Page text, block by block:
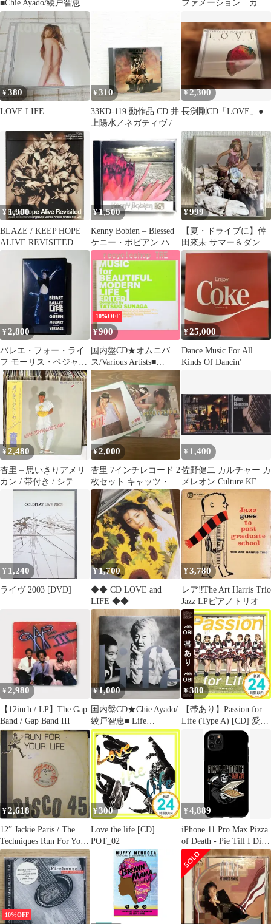
■Chie Ayado/綾戸智恵
【4948722088073/EMC
D0041】F05184
ファメーション カー
¥380
LOVE LIFE
¥310
33KD-119 動作品 CD 井
上陽水／ネガティヴ /
¥2,300
長渕剛CD「LOVE」●
¥1,900
BLAZE / KEEP HOPE
ALIVE REVISITED
¥1,500
Kenny Bobien – Blessed
ケニー・ボビアン ハウ
ス ガラージ
¥999
【夏・ドライブに】倖
田來未 サマー＆ダンス
シングル3枚セット
¥2,800
バレエ・フォー・ライ
フ モーリス・ベジャー
ル・バレエ団音楽：ク
イーン ビデオ
10%OFF
¥900
国内盤CD★オムニバ
ス/Various Artists■
MUSIC for BEAUTIFUL
MODERN LIFE
EDITED1
【PICL1248/4988102205
157】D22097
¥25,000
Dance Music For All
Kinds Of Dancin'
¥2,480
杏里 – 思いきりアメリ
カン / 帯付き / シテ
ィ・ポップ
¥2,000
杏里 7インチレコード 2
枚セット キャッツ・ア
イ
¥ 1,400
佐野健二 カルチャー カ
メレオン Culture KENJI
SANO
¥ 1,240
ライヴ 2003 [DVD]
¥1,700
◆◆ CD LOVE and
LIFE ◆◆
¥3,780
レア‼️The Art Harris Trio
Jazz LPピアノトリオ
¥2,980
【12inch / LP】The Gap
Band / Gap Band III
¥1,000
国内盤CD★Chie Ayado/
綾戸智恵■ Life
【EWCD0011/45359260
00545】U53489
¥300
【帯あり】Passion for
Life (Type A) [CD] 愛乙
女☆DOLL_07
¥2,618
12” Jackie Paris / The
Techniques Run For Your
Life / Love Is A Gamble
WR4600 Mummy /00250
¥300
Love the life [CD]
POT_02
¥4,889
iPhone 11 Pro Max Pizza
of Death - Pie Till I Die -
Grim Reaper Pizza Love
スマホケース
10%OFF